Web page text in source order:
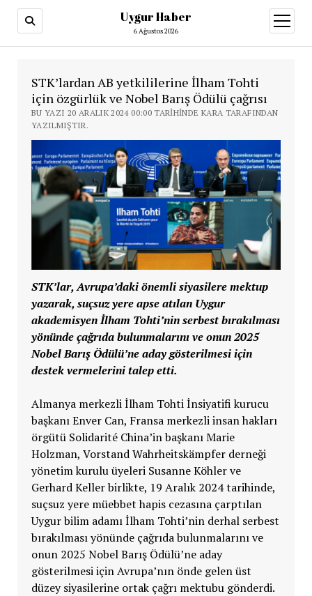
Uygur Haber
6 Ağustos 2026
aç
STK’lardan AB yetkililerine İlham Tohti
için özgürlük ve Nobel Barış Ödülü çağrısı
BU YAZI 20 ARALIK 2024 00:00 TARIHINDE KARA TARAFINDAN
YAZILMIŞTIR.
STK’lar, Avrupa’daki önemli siyasilere mektup
yazarak, suçsuz yere apse atılan Uygur
akademisyen İlham Tohti’nin serbest bırakılması
yönünde çağrıda bulunmalarını ve onun 2025
Nobel Barış Ödülü’ne aday gösterilmesi için
destek vermelerini talep etti.
Almanya merkezli İlham Tohti İnsiyatifi kurucu
başkanı Enver Can, Fransa merkezli insan hakları
örgütü Solidarité China’in başkanı Marie
Holzman, Vorstand Wahrheitskämpfer derneği
yönetim kurulu üyeleri Susanne Köhler ve
Gerhard Keller birlikte, 19 Aralık 2024 tarihinde,
suçsuz yere müebbet hapis cezasına çarptılan
Uygur bilim adamı İlham Tohti’nin derhal serbest
bırakılması yönünde çağrıda bulunmalarını ve
onun 2025 Nobel Barış Ödülü’ne aday
gösterilmesi için Avrupa’nın önde gelen üst
düzey siyasilerine ortak çağrı mektubu gönderdi.